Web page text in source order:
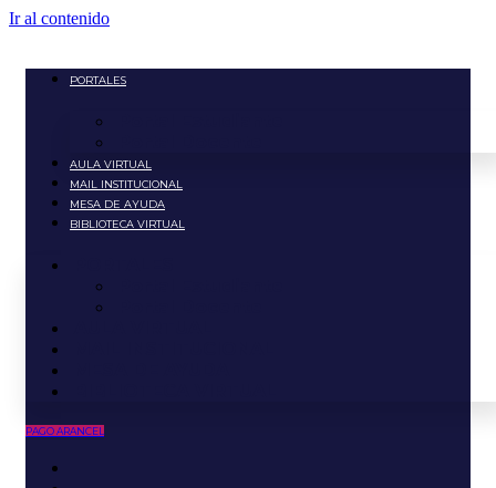
Ir al contenido
PORTALES
AULA VIRTUAL
MAIL INSTITUCIONAL
MESA DE AYUDA
BIBLIOTECA VIRTUAL
PAGO ARANCEL